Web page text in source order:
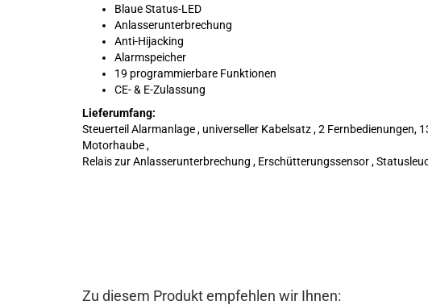
Blaue Status-LED
Anlasserunterbrechung
Anti-Hijacking
Alarmspeicher
19 programmierbare Funktionen
CE- & E-Zulassung
Lieferumfang:
Steuerteil Alarmanlage , universeller Kabelsatz , 2 Fernbedienungen,
Motorhaube ,
Relais zur Anlasserunterbrechung , Erschütterungssensor ,
Zu diesem Produkt empfehlen wir Ihnen: